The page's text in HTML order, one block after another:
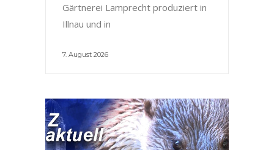
Gärtnerei Lamprecht produziert in
Illnau und in
7. August 2026